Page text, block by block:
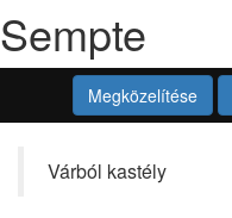
Sempte
Megközelítése
Várból kastély